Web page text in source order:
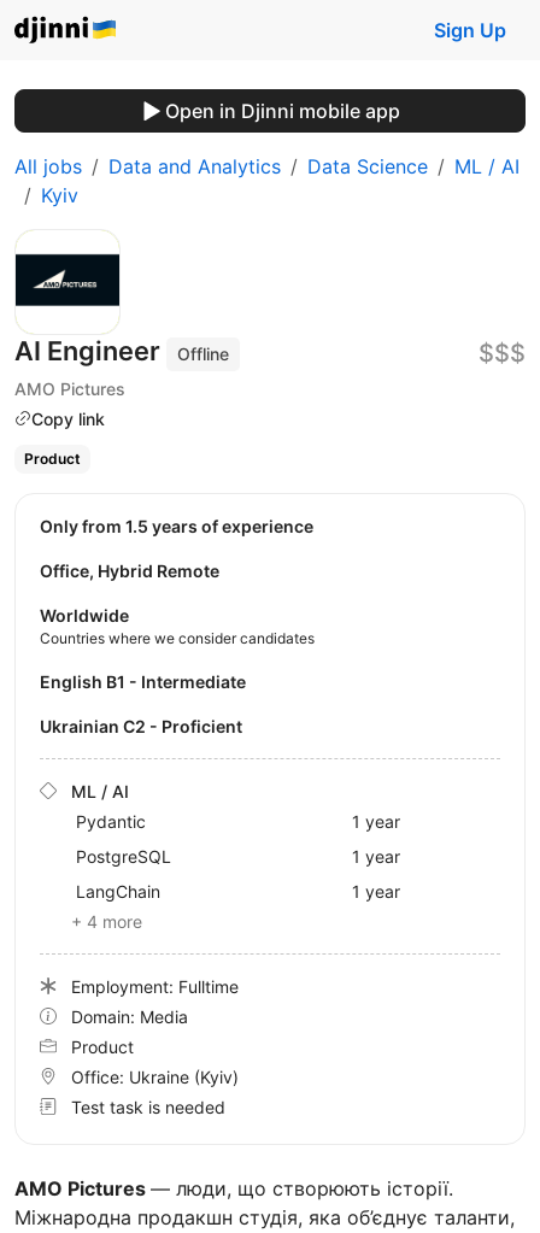
Sign Up
Open in Djinni mobile app
All jobs Data and Analytics Data Science
ML / AI
Kyiv
AI Engineer
Offline
AMO Pictures
Copy link
$$$
Product
AMO Pictures — люди, що створюють історії.
Міжнародна продакшн студія, яка об’єднує таланти,
Only from 1.5 years of experience
Office, Hybrid Remote
Worldwide
Countries where we consider candidates
English B1 - Intermediate
Ukrainian C2 - Proficient
ML / AI
Pydantic
1 year
PostgreSQL
1 year
LangChain
1 year
+ 4 more
Employment: Fulltime
Domain: Media
Product
Office: Ukraine (Kyiv)
Test task is needed